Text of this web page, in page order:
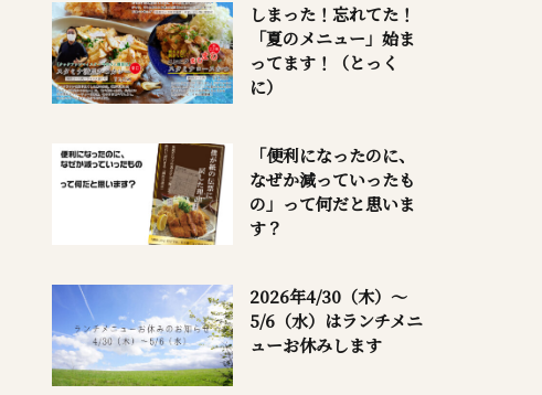
しまった！忘れてた！
「夏のメニュー」始ま
ってます！（とっく
に）
「便利になったのに、
なぜか減っていったも
の」って何だと思いま
す？
2026年4/30（木）～
5/6（水）はランチメニ
ューお休みします